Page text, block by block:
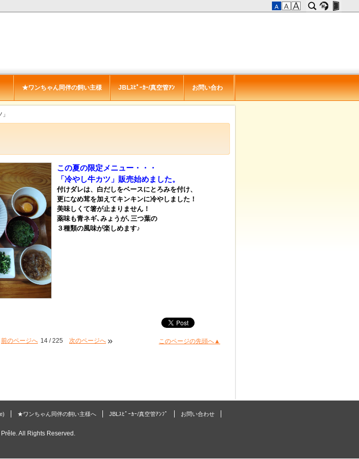
★ワンちゃん同伴の飼い主様 JBLｽﾋﾟｰｶｰ/真空管ｱﾝ お問い合わ
この夏の限定メニュー・・・
「冷やし牛カツ」販売始めました。
付けダレは、白だしをベースにとろみを付け、
更になめ茸を加えてキンキンに冷やしました！
美味しくて箸が止まりません ！
薬味も青ネギ､みょうが､三つ葉の
３種類の風味が楽しめます♪
前のページへ 14 / 225 次のページへ » このページの先頭へ▲
★ワンちゃん同伴の飼い主様へ JBLｽﾋﾟｰｶｰ/真空管ｱﾝﾌﾟ お問い合わせ
All Rights Reserved.